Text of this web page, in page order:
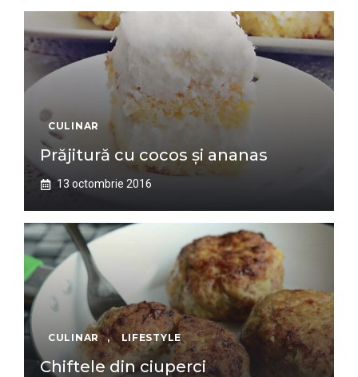
CULINAR
Prăjitură cu cocos și ananas
13 octombrie 2016
CULINAR , LIFESTYLE
Chiftele din ciuperci